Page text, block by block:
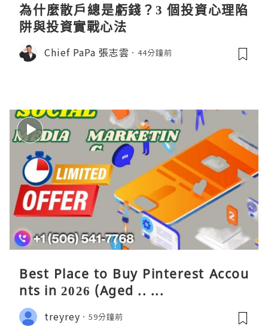
為什麼散戶總是虧錢？3 個投資心理陷
阱與投資實戰心法
Chief PaPa 張志雲 44分鐘前
Best Place to Buy Pinterest Accou
nts in 2026 (Aged .. ...
treyrey 59分鐘前